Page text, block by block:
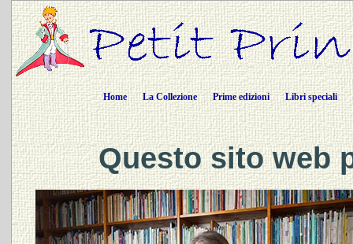
Home La Collezione Prime edizioni Libri speciali
Questo sito web